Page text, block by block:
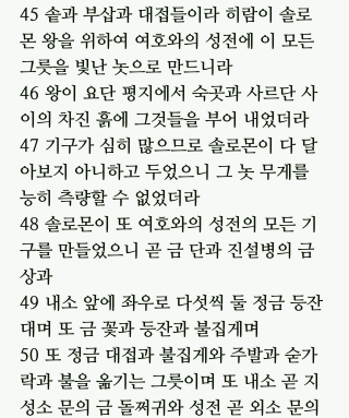
45 솥과 부삽과 대접들이라 히람이 솔로
몬 왕을 위하여 여호와의 성전에 이 모든
그릇을 빛난 놋으로 만드니라
46 왕이 요단 평지에서 숙곳과 사르단 사
이의 차진 흙에 그것들을 부어 내었더라
47 기구가 심히 많으므로 솔로몬이 다 달
아보지 아니하고 두었으니 그 놋 무게를
능히 측량할 수 없었더라
48 솔로몬이 또 여호와의 성전의 모든 기
구를 만들었으니 곧 금 단과 진설병의 금
상과
49 내소 앞에 좌우로 다섯씩 둘 정금 등잔
대며 또 금 꽃과 등잔과 불집게며
50 또 정금 대접과 불집게와 주발과 숟가
락과 불을 옮기는 그릇이며 또 내소 곧 지
성소 문의 금 돌쩌귀와 성전 곧 외소 문의